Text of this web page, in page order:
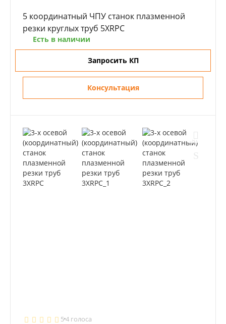
5 координатный ЧПУ станок плазменной
резки круглых труб 5XRPC
Есть в наличии
Запросить КП
Консультация
54 голоса